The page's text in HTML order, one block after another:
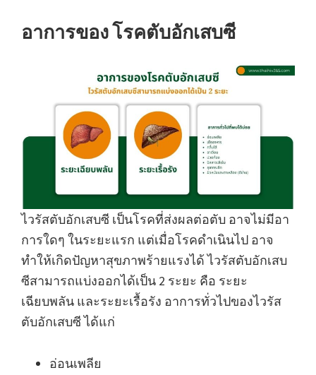
อาการของ โรคตับอักเสบซี
ไวรัสตับอักเสบซี เป็นโรคที่ส่งผลต่อตับ อาจไม่มีอา
การใดๆ ในระยะแรก แต่เมื่อโรคดำเนินไป อาจ
ทำให้เกิดปัญหาสุขภาพร้ายแรงได้ ไวรัสตับอักเสบ
ซีสามารถแบ่งออกได้เป็น 2 ระยะ คือ ระยะ
เฉียบพลัน และระยะเรื้อรัง อาการทั่วไปของไวรัส
ตับอักเสบซี ได้แก่
อ่อนเพลีย